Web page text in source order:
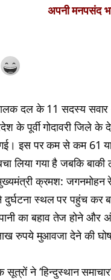
अपनी मनपसंद
दल के 11 सदस्य
के पूर्वी गोदावरी जिले के
गई। इस पर कम से कम 61
लिया गया है जबकि
क्रमश: जगनमोहन
स्थल पर पहुंच कर
का बहाव तेज होने और
रुपये मुआवजा देने की
ने ‘हिन्दुस्थान